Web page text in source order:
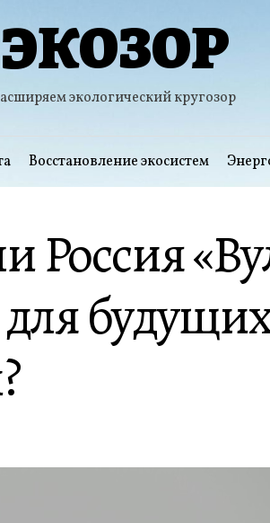
ЭКОЗОР
экологический кругозор
Восстановление экосистем
Россия